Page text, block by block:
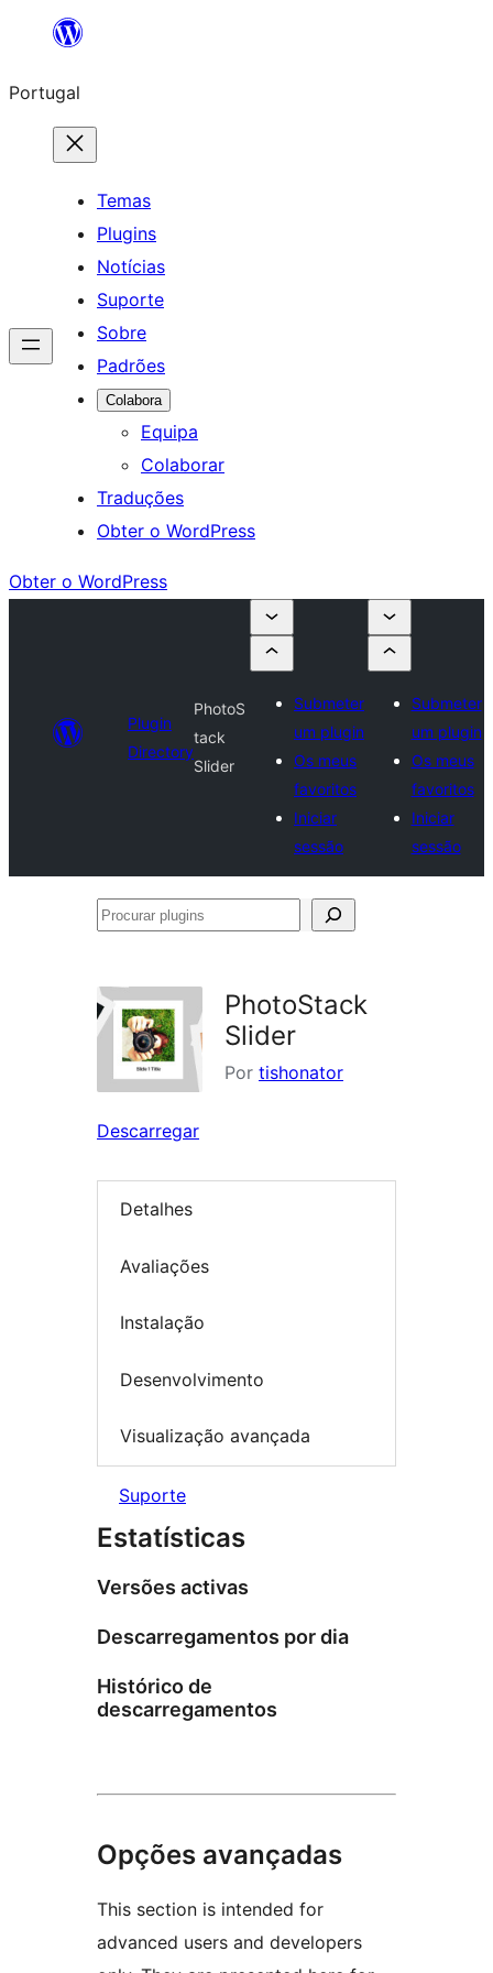
Saltar
o
conteúdo
Portugal
Temas
Plugins
Notícias
Suporte
Sobre
Padrões
Colabora
Equipa
Colaborar
Traduções
Obter o WordPress
Obter o WordPress
Plugin
Directory
PhotoS
tack
Slider
Submeter
um plugin
Os meus
favoritos
Iniciar
sessão
Submeter
um plugin
Os meus
favoritos
Iniciar
sessão
Procurar
PhotoStack
Slider
Por tishonator
Descarregar
Detalhes
Avaliações
Instalação
Desenvolvimento
Visualização avançada
Suporte
Estatísticas
Versões activas
Descarregamentos por dia
Histórico de
descarregamentos
Opções avançadas
This section is intended for
advanced users and developers